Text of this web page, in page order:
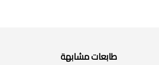
طابعات مشابهة